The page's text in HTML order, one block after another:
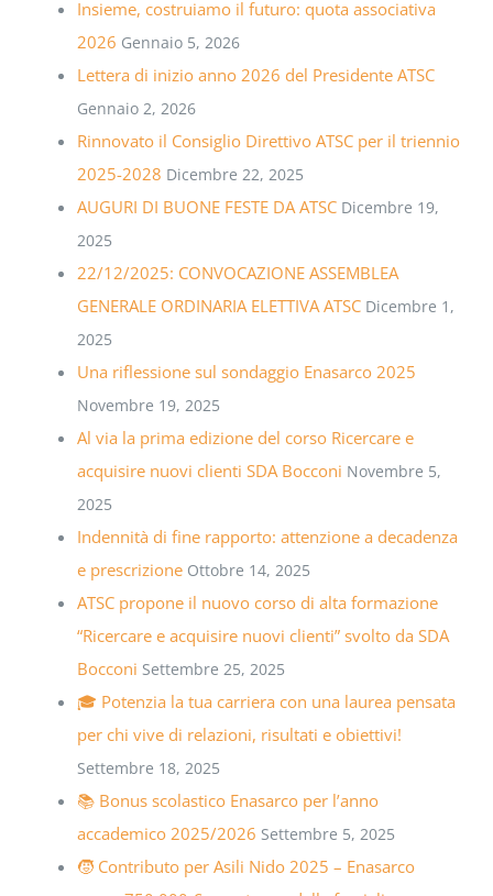
Insieme, costruiamo il futuro: quota associativa
2026 Gennaio 5, 2026
Lettera di inizio anno 2026 del Presidente ATSC
Gennaio 2, 2026
Rinnovato il Consiglio Direttivo ATSC per il triennio
2025-2028 Dicembre 22, 2025
AUGURI DI BUONE FESTE DA ATSC Dicembre 19,
2025
22/12/2025: CONVOCAZIONE ASSEMBLEA
GENERALE ORDINARIA ELETTIVA ATSC Dicembre 1,
2025
Una riflessione sul sondaggio Enasarco 2025
Novembre 19, 2025
Al via la prima edizione del corso Ricercare e
acquisire nuovi clienti SDA Bocconi Novembre 5,
2025
Indennità di fine rapporto: attenzione a decadenza
e prescrizione Ottobre 14, 2025
ATSC propone il nuovo corso di alta formazione
“Ricercare e acquisire nuovi clienti” svolto da SDA
Bocconi Settembre 25, 2025
🎓 Potenzia la tua carriera con una laurea pensata
per chi vive di relazioni, risultati e obiettivi!
Settembre 18, 2025
📚 Bonus scolastico Enasarco per l’anno
accademico 2025/2026 Settembre 5, 2025
🧒 Contributo per Asili Nido 2025 – Enasarco